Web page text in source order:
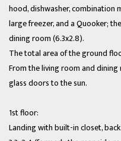
hood, dishwasher, combination
large freezer, and a Quooker;
dining room (6.3x2.8).
The total area of the ground
From the living room and
glass doors to the sun.
1st floor:
Landing with built-in closet,